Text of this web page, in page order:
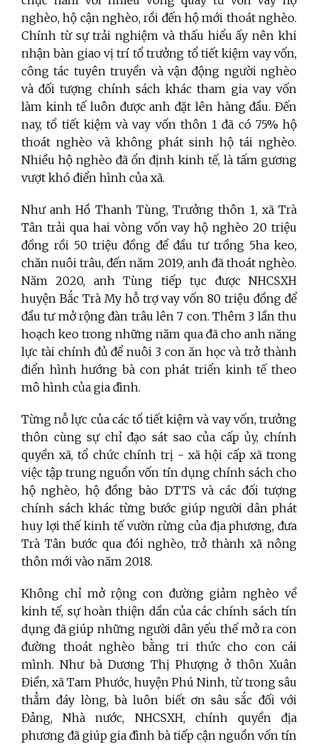
nghèo, hộ cận nghèo, rồi đến hộ mới thoát nghèo.
Chính từ sự trải nghiệm và thấu hiểu ấy nên khi
nhận bàn giao vị trí tổ trưởng tổ tiết kiệm vay vốn,
công tác tuyên truyền và vận động người nghèo
và đối tượng chính sách khác tham gia vay vốn
làm kinh tế luôn được anh đặt lên hàng đầu. Đến
nay, tổ tiết kiệm và vay vốn thôn 1 đã có 75% hộ
thoát nghèo và không phát sinh hộ tái nghèo.
Nhiều hộ nghèo đã ổn định kinh tế, là tấm gương
vượt khó điển hình của xã.
Như anh Hồ Thanh Tùng, Trưởng thôn 1, xã Trà
Tân trải qua hai vòng vốn vay hộ nghèo 20 triệu
đồng rồi 50 triệu đồng để đầu tư trồng 5ha keo,
chăn nuôi trâu, đến năm 2019, anh đã thoát nghèo.
Năm 2020, anh Tùng tiếp tục được NHCSXH
huyện Bắc Trà My hỗ trợ vay vốn 80 triệu đồng để
đầu tư mở rộng đàn trâu lên 7 con. Thêm 3 lần thu
hoạch keo trong những năm qua đã cho anh năng
lực tài chính đủ để nuôi 3 con ăn học và trở thành
điển hình hướng bà con phát triển kinh tế theo
mô hình của gia đình.
Từng nỗ lực của các tổ tiết kiệm và vay vốn, trưởng
thôn cùng sự chỉ đạo sát sao của cấp ủy, chính
quyền xã, tổ chức chính trị - xã hội cấp xã trong
việc tập trung nguồn vốn tín dụng chính sách cho
hộ nghèo, hộ đồng bào DTTS và các đối tượng
chính sách khác từng bước giúp người dân phát
huy lợi thế kinh tế vườn rừng của địa phương, đưa
Trà Tân bước qua đói nghèo, trở thành xã nông
thôn mới vào năm 2018.
Không chỉ mở rộng con đường giảm nghèo về
kinh tế, sự hoàn thiện dần của các chính sách tín
dụng đã giúp những người dân yếu thế mở ra con
đường thoát nghèo bằng tri thức cho con cái
mình. Như bà Dương Thị Phượng ở thôn Xuân
Điền, xã Tam Phước, huyện Phú Ninh, từ trong sâu
thẳm đáy lòng, bà luôn biết ơn sâu sắc đối với
Đảng, Nhà nước, NHCSXH, chính quyền địa
phương đã giúp gia đình bà tiếp cận nguồn vốn tín